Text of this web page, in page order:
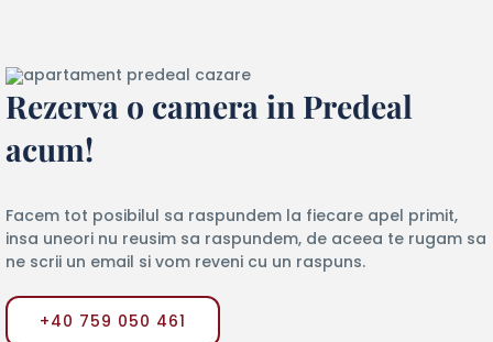
Rezerva o camera in Predeal
acum!
Facem tot posibilul sa raspundem la fiecare apel primit,
insa uneori nu reusim sa raspundem, de aceea te rugam sa
ne scrii un email si vom reveni cu un raspuns.
+40 759 050 461